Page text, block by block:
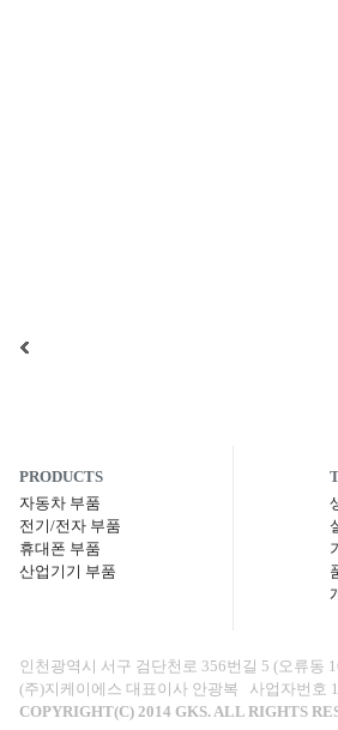
PRODUCTS
자동차 부품
전기/전자 부품
휴대폰 부품
산업기기 부품
인천광역시 서구 검단천로 356번길 5 (오류동
(주)지케이에스 대표이사 안광복 사업자번호
COPYRIGHT(C) 2014 GKS. ALL RIGHTS